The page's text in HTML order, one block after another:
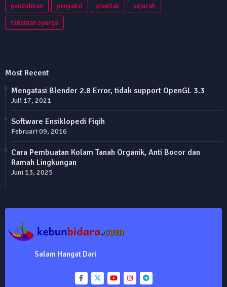
pendidikan
penyakit pixellab
sejarah
tanaman syurga
Most Recent
Mengatasi Blender 2.8 Error, tidak support OpenGL 3.3
Juli 17, 2021
Software Ensiklopedi Fiqih
Februari 09, 2016
Cara Pembuatan Kolam Tanah Organik, Anti Bocor dan
Ramah Lingkungan
Juni 13, 2025
Salam Hangat Dari